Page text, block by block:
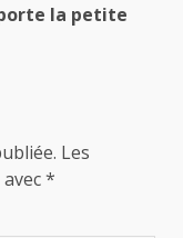
la petite
Les
*